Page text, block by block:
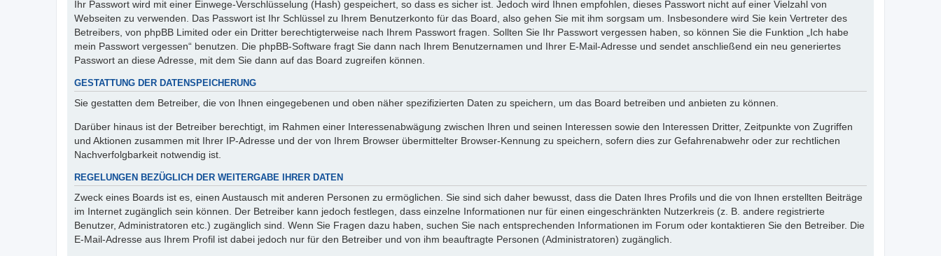
Ihr Passwort wird mit einer Einwege-Verschlüsselung (Hash) gespeichert, so dass es sicher ist. Jedoch wird Ihnen empfohlen, dieses Passwort nicht auf einer Vielzahl von
Webseiten zu verwenden. Das Passwort ist Ihr Schlüssel zu Ihrem Benutzerkonto für das Board, also gehen Sie mit ihm sorgsam um. Insbesondere wird Sie kein Vertreter des
Betreibers, von phpBB Limited oder ein Dritter berechtigterweise nach Ihrem Passwort fragen. Sollten Sie Ihr Passwort vergessen haben, so können Sie die Funktion „Ich habe
mein Passwort vergessen“ benutzen. Die phpBB-Software fragt Sie dann nach Ihrem Benutzernamen und Ihrer E-Mail-Adresse und sendet anschließend ein neu generiertes
Passwort an diese Adresse, mit dem Sie dann auf das Board zugreifen können.
GESTATTUNG DER DATENSPEICHERUNG
Sie gestatten dem Betreiber, die von Ihnen eingegebenen und oben näher spezifizierten Daten zu speichern, um das Board betreiben und anbieten zu können.
Darüber hinaus ist der Betreiber berechtigt, im Rahmen einer Interessenabwägung zwischen Ihren und seinen Interessen sowie den Interessen Dritter, Zeitpunkte von Zugriffen
und Aktionen zusammen mit Ihrer IP-Adresse und der von Ihrem Browser übermittelter Browser-Kennung zu speichern, sofern dies zur Gefahrenabwehr oder zur rechtlichen
Nachverfolgbarkeit notwendig ist.
REGELUNGEN BEZÜGLICH DER WEITERGABE IHRER DATEN
Zweck eines Boards ist es, einen Austausch mit anderen Personen zu ermöglichen. Sie sind sich daher bewusst, dass die Daten Ihres Profils und die von Ihnen erstellten Beiträge
im Internet zugänglich sein können. Der Betreiber kann jedoch festlegen, dass einzelne Informationen nur für einen eingeschränkten Nutzerkreis (z. B. andere registrierte
Benutzer, Administratoren etc.) zugänglich sind. Wenn Sie Fragen dazu haben, suchen Sie nach entsprechenden Informationen im Forum oder kontaktieren Sie den Betreiber. Die
E-Mail-Adresse aus Ihrem Profil ist dabei jedoch nur für den Betreiber und von ihm beauftragte Personen (Administratoren) zugänglich.